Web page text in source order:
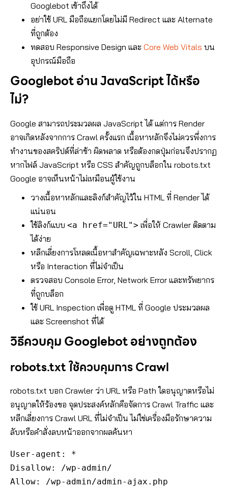
Googlebot เข้าถึงได้
อย่าใช้ URL มือถือแยกโดยไม่มี Redirect และ Alternate
ที่ถูกต้อง
ทดสอบ Responsive Design และ Core Web Vitals บน
อุปกรณ์มือถือ
Googlebot อ่าน JavaScript ได้หรือ
ไม่?
Google สามารถประมวลผล JavaScript ได้ แต่การ Render
อาจเกิดหลังจากการ Crawl ครั้งแรก เนื้อหาหลักจึงไม่ควรพึ่งการ
ทำงานของสคริปต์ที่ล่าช้า ผิดพลาด หรือต้องกดปุ่มก่อนจึงปรากฏ
หากไฟล์ JavaScript หรือ CSS สำคัญถูกบล็อกใน robots.txt
Google อาจเห็นหน้าไม่เหมือนผู้ใช้งาน
วางเนื้อหาหลักและลิงก์สำคัญไว้ใน HTML ที่ Render ได้
แน่นอน
ใช้ลิงก์แบบ <a href="URL"> เพื่อให้ Crawler ติดตาม
ได้ง่าย
หลีกเลี่ยงการโหลดเนื้อหาสำคัญเฉพาะหลัง Scroll, Click
หรือ Interaction ที่ไม่จำเป็น
ตรวจสอบ Console Error, Network Error และทรัพยากร
ที่ถูกบล็อก
ใช้ URL Inspection เพื่อดู HTML ที่ Google ประมวลผล
และ Screenshot ที่ได้
วิธีควบคุม Googlebot อย่างถูกต้อง
robots.txt ใช้ควบคุมการ Crawl
robots.txt บอก Crawler ว่า URL หรือ Path ใดอนุญาตหรือไม่
อนุญาตให้ร้องขอ จุดประสงค์หลักคือจัดการ Crawl Traffic และ
หลีกเลี่ยงการ Crawl URL ที่ไม่จำเป็น ไม่ใช่เครื่องมือรักษาความ
ลับหรือคำสั่งลบหน้าออกจากผลค้นหา
User-agent: *
Disallow: /wp-admin/
Allow: /wp-admin/admin-ajax.php